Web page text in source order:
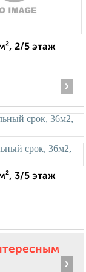
2/5 этаж
›
3/5 этаж
›